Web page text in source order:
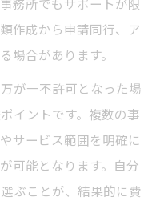
作成から申請同行、ア
場合があります。
が一不許可となった場
イントです。複数の事
サービス範囲を明確に
可能となります。自分
ぶことが、結果的に費